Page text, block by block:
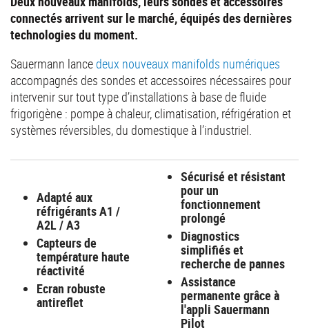
connectés arrivent sur le marché, équipés des dernières
technologies du moment.
Sauermann lance deux nouveaux manifolds numériques
accompagnés des sondes et accessoires nécessaires pour
intervenir sur tout type d’installations à base de fluide
frigorigène : pompe à chaleur, climatisation, réfrigération et
systèmes réversibles, du domestique à l’industriel.
Adapté aux
réfrigérants A1 /
A2L / A3
Capteurs de
température haute
réactivité
Ecran robuste
antireflet
Sécurisé et résistant
pour un
fonctionnement
prolongé
Diagnostics
simplifiés et
recherche de pannes
Assistance
permanente grâce à
l'appli Sauermann
Pilot